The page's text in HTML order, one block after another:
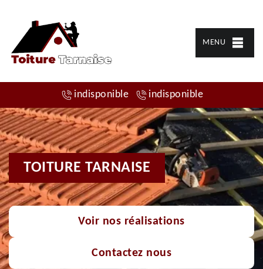
MENU
indisponible indisponible
TOITURE TARNAISE
Voir nos réalisations
Contactez nous